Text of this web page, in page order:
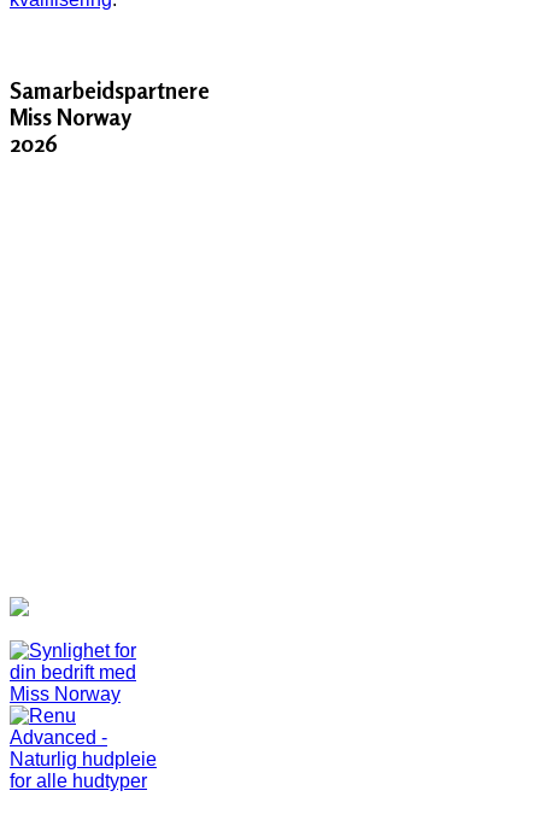
Samarbeidspartnere
Miss Norway
2026